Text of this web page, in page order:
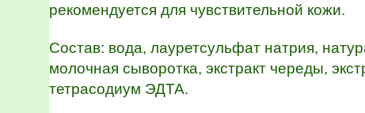
рекомендуется для чувствительной кожи.
Состав: вода, лауретсульфат натрия,
молочная сыворотка, экстракт череды,
тетрасодиум ЭДТА.